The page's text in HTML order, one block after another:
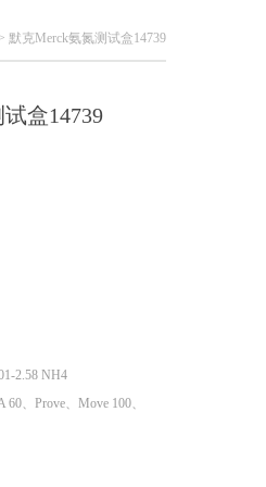
> 默克Merck氨氮测试盒14739
盒14739
2.58 NH4
、Prove、Move 100、